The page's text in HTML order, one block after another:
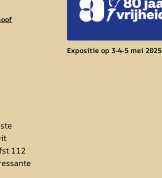
112
Expositie op 3-4-5 mei 2025